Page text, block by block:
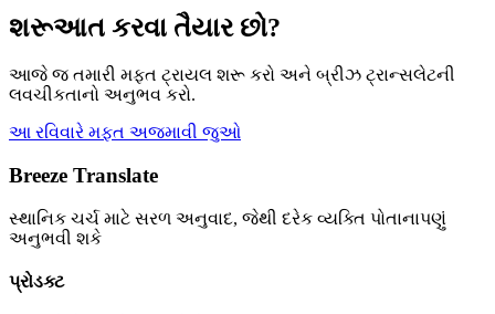
શરૂઆત કરવા તૈયાર છો?
આજે જ તમારી મફત ટ્રાયલ શરૂ કરો અને બ્રીઝ ટ્રાન્સલેટની
લવચીકતાનો અનુભવ કરો.
આ રવિવારે મફત અજમાવી જુઓ
Breeze Translate
સ્થાનિક ચર્ચ માટે સરળ અનુવાદ, જેથી દરેક વ્યક્તિ પોતાનાપણું
અનુભવી શકે
પ્રોડક્ટ